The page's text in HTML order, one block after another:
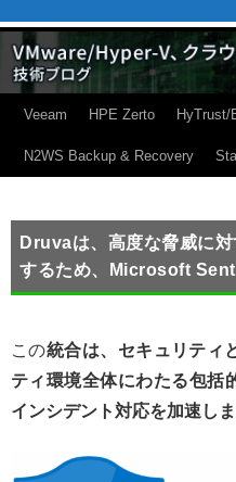
Veeam HPE Zerto HyTrust/
N2WS Backup & Recovery
Druvaは、高度な脅威に
するため、Microsoft
この統合は、セキュリティ
ティ環境全体にわたる包括
インシデント対応を加速し